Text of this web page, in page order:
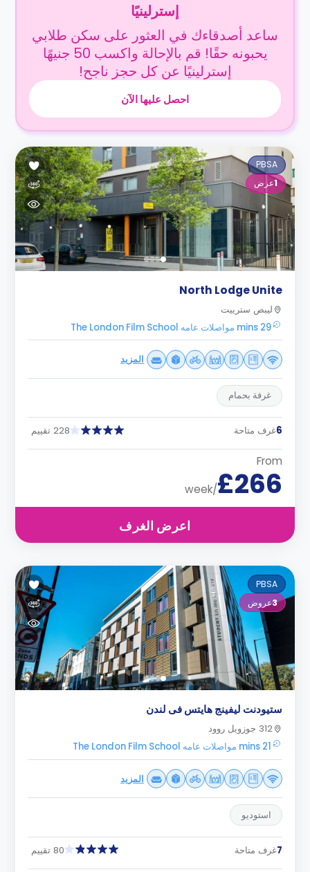
إسترلينيًا
ساعد أصدقاءك في العثور على سكن طلابي
يحبونه حقًا! قم بالإحالة واكسب 50 جنيهًا
إسترلينيًا عن كل حجز ناجح!
احصل عليها الآن
PBSA
1عرض
North Lodge Unite
ليبص سترييت
29 mins مواصلات عامه The London Film School
المزيد
غرفة بحمام
6غرف متاحة 228 تقييم
From
£266
/week
اعرض الغرف
PBSA
3عروض
ستيودنت ليفينج هايتس فى لندن
312 جوزويل روود
21 mins مواصلات عامه The London Film School
المزيد
استوديو
7غرف متاحة 80 تقييم